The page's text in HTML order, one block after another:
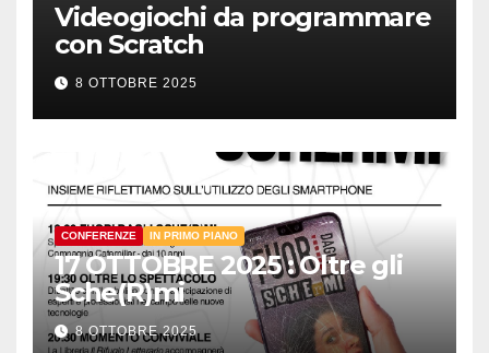
Videogiochi da programmare
con Scratch
8 OTTOBRE 2025
CONFERENZE IN PRIMO PIANO
17 OTTOBRE 2025 : Oltre gli
Sche(R)mi
8 OTTOBRE 2025